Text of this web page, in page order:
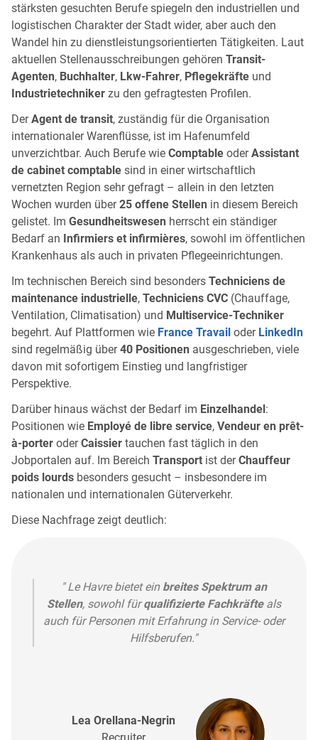
stärksten gesuchten Berufe spiegeln den industriellen und
logistischen Charakter der Stadt wider, aber auch den
Wandel hin zu dienstleistungsorientierten Tätigkeiten. Laut
aktuellen Stellenausschreibungen gehören Transit-
Agenten, Buchhalter, Lkw-Fahrer, Pflegekräfte und
Industrietechniker zu den gefragtesten Profilen.
DerAgent de transit, zuständig für die Organisation
internationaler Warenflüsse, ist im Hafenumfeld
unverzichtbar. Auch Berufe wie Comptable oderAssistant
de cabinet comptable sind in einer wirtschaftlich
vernetzten Region sehr gefragt – allein in den letzten
Wochen wurden über25 offene Stellen in diesem Bereich
gelistet. Im Gesundheitswesen herrscht ein ständiger
Bedarf an Infirmiers et infirmières, sowohl im öffentlichen
Krankenhaus als auch in privaten Pflegeeinrichtungen.
Im technischen Bereich sind besonders Techniciens de
maintenance industrielle, Techniciens CVC (Chauffage,
Ventilation, Climatisation) und Multiservice-Techniker
begehrt. Auf Plattformen wie France Travail oder LinkedIn
sind regelmäßig über40 Positionen ausgeschrieben, viele
davon mit sofortigem Einstieg und langfristiger
Perspektive.
Darüber hinaus wächst der Bedarf im Einzelhandel:
Positionen wie Employé de libre service, Vendeur en prêt-
à-porter oderCaissier tauchen fast täglich in den
Jobportalen auf. Im Bereich Transport ist derChauffeur
poids lourds besonders gesucht – insbesondere im
nationalen und internationalen Güterverkehr.
Diese Nachfrage zeigt deutlich:
" Le Havre bietet ein breites Spektrum an
Stellen, sowohl fürqualifizierte Fachkräfteals
auch für Personen mit Erfahrung in Service- oder
Hilfsberufen."
Lea Orellana-Negrin